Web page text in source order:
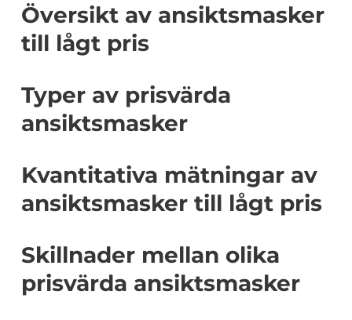
Översikt av ansiktsmasker
till lågt pris
Typer av prisvärda
ansiktsmasker
Kvantitativa mätningar av
ansiktsmasker till lågt pris
Skillnader mellan olika
prisvärda ansiktsmasker